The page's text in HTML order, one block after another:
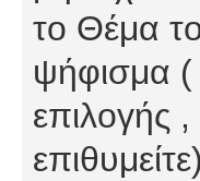
το Θέμα
ψήφισμα (
επιλογής